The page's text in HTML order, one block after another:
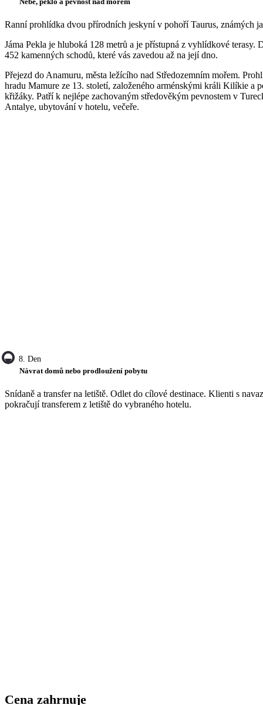
Ranní prohlídka dvou přírodních jeskyní v pohoří Taurus, známých
Jáma Pekla je hluboká 128 metrů a je přístupná z vyhlídkové terasy.
452 kamenných schodů, které vás zavedou až na její dno.
Přejezd do Anamuru, města ležícího nad Středozemním mořem.
hradu Mamure ze 13. století, založeného arménskými králi Kilíkie a
křižáky. Patří k nejlépe zachovaným středověkým pevnostem v
Antalye, ubytování v hotelu, večeře.
8. Den
Návrat domů nebo prodloužení pobytu
Snídaně a transfer na letiště. Odlet do cílové destinace. Klienti s
pokračují transferem z letiště do vybraného hotelu.
Cena zahrnuje